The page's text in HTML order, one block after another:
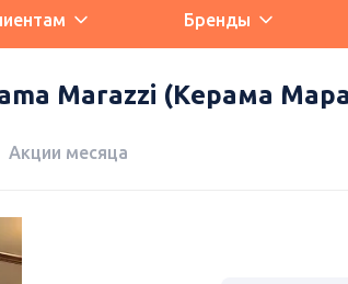
Бренды
Marazzi (Керама
Акции месяца